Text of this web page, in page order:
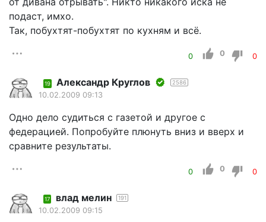
подаст, имхо.
Так, побухтят-побухтят по кухням и всё.
0 0 0
19 Александр Круглов 2586
10.02.2009 09:13
Одно дело судиться с газетой и другое с
федерацией. Попробуйте плюнуть вниз и вверх и
сравните результаты.
0 0 0
17 влад мелин 191
10.02.2009 09:15